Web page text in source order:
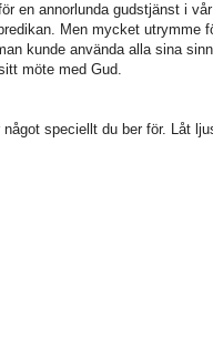
en annorlunda gudstjänst i
Men mycket utrymme
kunde använda alla sina
möte med Gud.
speciellt du ber för. Låt